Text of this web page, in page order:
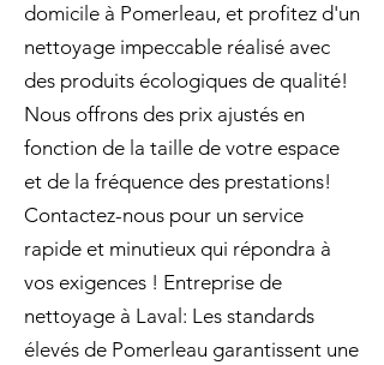
domicile à Pomerleau, et profitez d'un
nettoyage impeccable réalisé avec
des produits écologiques de qualité!
Nous offrons des prix ajustés en
fonction de la taille de votre espace
et de la fréquence des prestations!
Contactez-nous pour un service
rapide et minutieux qui répondra à
vos exigences ! Entreprise de
nettoyage à Laval: Les standards
élevés de Pomerleau garantissent une